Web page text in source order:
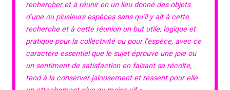
rechercher et à réunir en un lieu donné des objets
d’une ou plusieurs espèces sans qu’il y ait à cette
recherche et à cette réunion un but utile, logique et
pratique pour la collectivité ou pour l’espèce, avec ce
caractère essentiel que le sujet éprouve une joie ou
un sentiment de satisfaction en faisant sa récolte,
tend à la conserver jalousement et ressent pour elle